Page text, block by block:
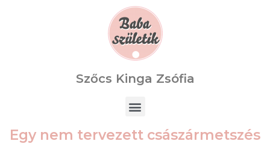
Szőcs Kinga Zsófia
Egy nem tervezett császármetszés